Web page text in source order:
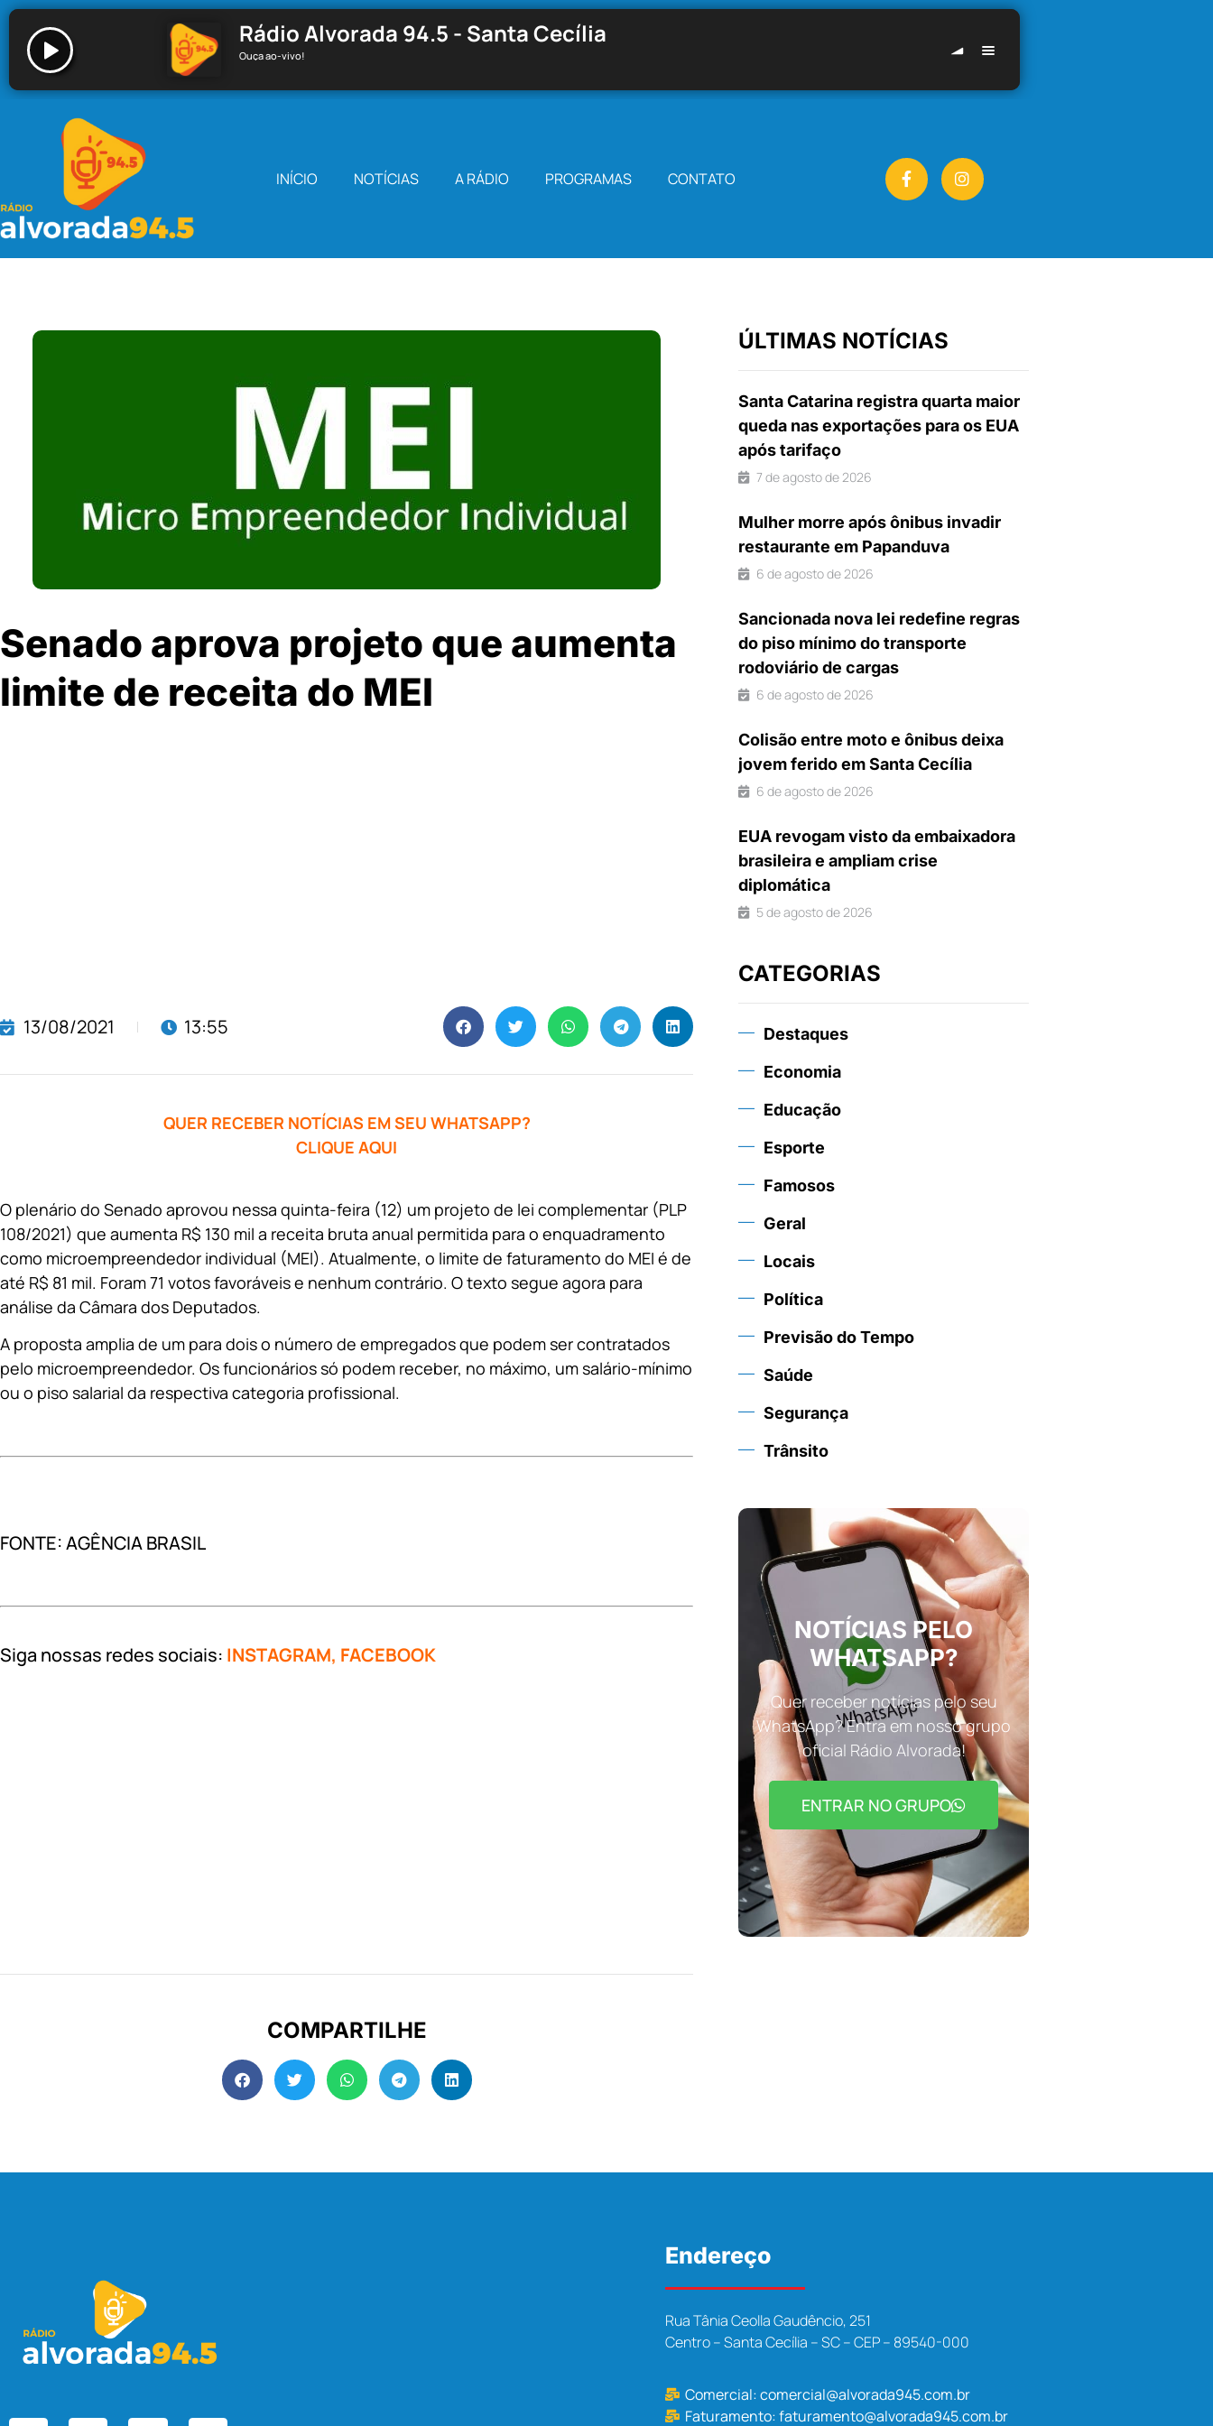
Rádio Alvorada 94.5 - Santa Cecília
Ouça ao-vivo!
Rádio Alvorada 94.5 - Santa Cecília
INÍCIO NOTÍCIAS A RÁDIO PROGRAMAS CONTATO
Senado aprova projeto que aumenta
limite de receita do MEI
13/08/2021 13:55
QUER RECEBER NOTÍCIAS EM SEU WHATSAPP?
CLIQUE AQUI
O plenário do Senado aprovou nessa quinta-feira (12) um projeto de lei complementar (PLP
108/2021) que aumenta R$ 130 mil a receita bruta anual permitida para o enquadramento
como microempreendedor individual (MEI). Atualmente, o limite de faturamento do MEI é de
até R$ 81 mil. Foram 71 votos favoráveis e nenhum contrário. O texto segue agora para
análise da Câmara dos Deputados.
A proposta amplia de um para dois o número de empregados que podem ser contratados
pelo microempreendedor. Os funcionários só podem receber, no máximo, um salário-mínimo
ou o piso salarial da respectiva categoria profissional.
FONTE: AGÊNCIA BRASIL
Siga nossas redes sociais: INSTAGRAM, FACEBOOK
COMPARTILHE
ÚLTIMAS NOTÍCIAS
Santa Catarina registra quarta maior
queda nas exportações para os EUA
após tarifaço
7 de agosto de 2026
Mulher morre após ônibus invadir
restaurante em Papanduva
6 de agosto de 2026
Sancionada nova lei redefine regras
do piso mínimo do transporte
rodoviário de cargas
6 de agosto de 2026
Colisão entre moto e ônibus deixa
jovem ferido em Santa Cecília
6 de agosto de 2026
EUA revogam visto da embaixadora
brasileira e ampliam crise
diplomática
5 de agosto de 2026
CATEGORIAS
Destaques
Economia
Educação
Esporte
Famosos
Geral
Locais
Política
Previsão do Tempo
Saúde
Segurança
Trânsito
NOTÍCIAS PELO
WHATSAPP?
Quer receber notícias pelo seu
WhatsApp? Entra em nosso grupo
oficial Rádio Alvorada!
ENTRAR NO GRUPO
Endereço
Rua Tânia Ceolla Gaudêncio, 251
Centro – Santa Cecília – SC – CEP – 89540-000
Comercial:comercial@alvorada945.com.br
Faturamento:faturamento@alvorada945.com.br